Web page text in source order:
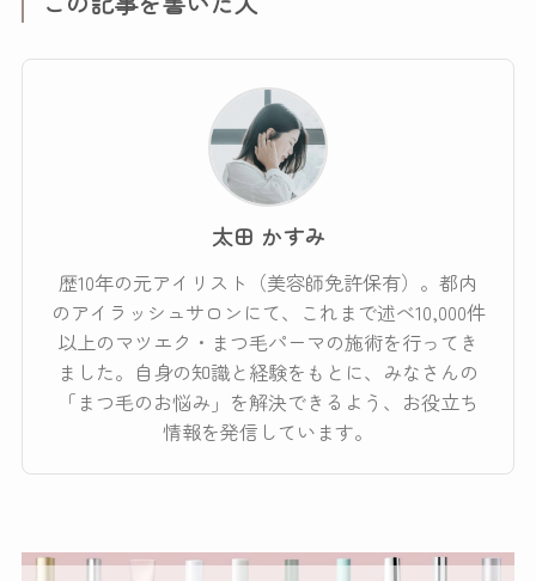
太田 かすみ
歴10年の元アイリスト（美容師免許保有）。都内
のアイラッシュサロンにて、これまで述べ10,000件
以上のマツエク・まつ毛パーマの施術を行ってき
ました。自身の知識と経験をもとに、みなさんの
「まつ毛のお悩み」を解決できるよう、お役立ち
情報を発信しています。